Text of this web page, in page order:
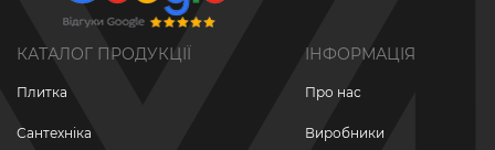
КАТАЛОГ ПРОДУКЦІЇ
Плитка
Сантехніка
ІНФОРМАЦІЯ
Про нас
Виробники